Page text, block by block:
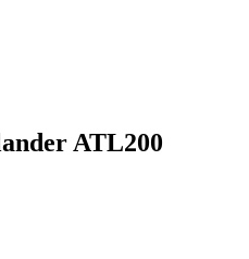
ATL200